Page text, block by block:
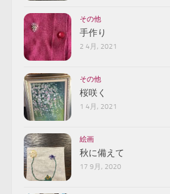
その他
手作り
2 4月, 2021
その他
桜咲く
1 4月, 2021
絵画
秋に備えて
17 9月, 2020